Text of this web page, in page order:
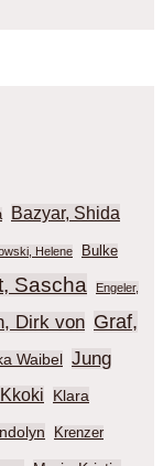
Bazyar, Shida
Helene Bulke
Sascha Engeler,
Dirk von Graf,
Waibel Jung
Kkoki Klara
Krenzer